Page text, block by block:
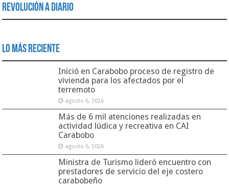
Revolución a Diario
Lo Más Reciente
Inició en Carabobo proceso de registro de
vivienda para los afectados por el
terremoto
agosto 6, 2026
Más de 6 mil atenciones realizadas en
actividad lúdica y recreativa en CAI
Carabobo
agosto 6, 2026
Ministra de Turismo lideró encuentro con
prestadores de servicio del eje costero
carabobeño